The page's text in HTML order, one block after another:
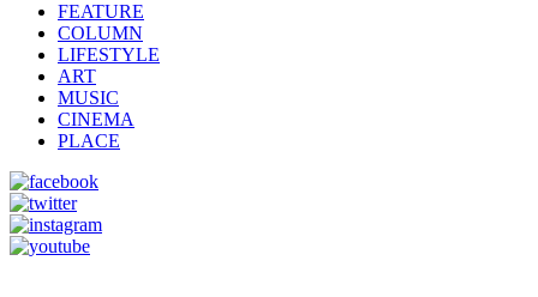
FEATURE
COLUMN
LIFESTYLE
ART
MUSIC
CINEMA
PLACE